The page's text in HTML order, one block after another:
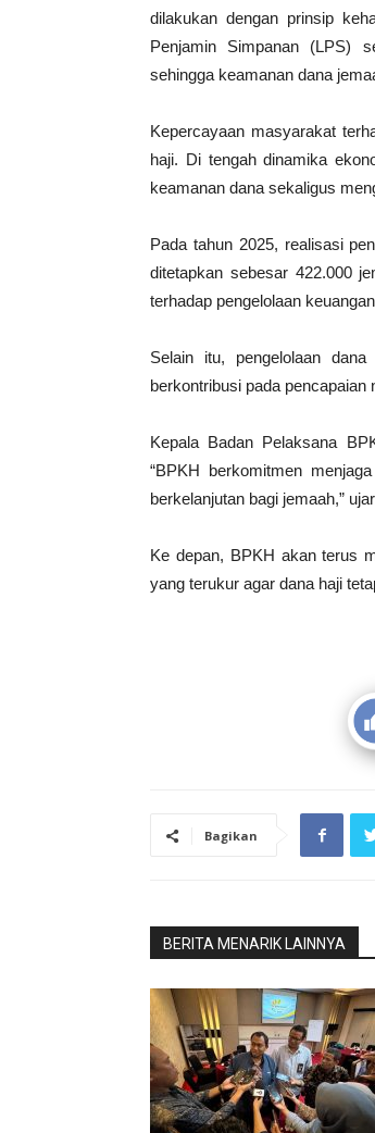
dilakukan dengan prinsip
Penjamin Simpanan (LPS)
sehingga keamanan dana
Kepercayaan masyarakat
haji. Di tengah dinamika
keamanan dana sekaligus
Pada tahun 2025, realisasi
ditetapkan sebesar 422.000
terhadap pengelolaan
Selain itu, pengelolaan
berkontribusi pada pencapaian
Kepala Badan Pelaksana
“BPKH berkomitmen
berkelanjutan bagi jemaah,”
Ke depan, BPKH akan terus
yang terukur agar dana haji
Bagikan
BERITA MENARIK LAINNYA